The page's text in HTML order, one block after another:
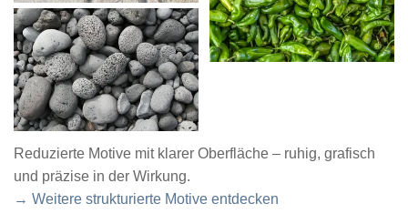
Reduzierte Motive mit klarer Oberfläche – ruhig, grafisch
und präzise in der Wirkung.
→ Weitere strukturierte Motive entdecken